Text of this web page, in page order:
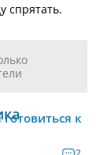
спрятать.
к